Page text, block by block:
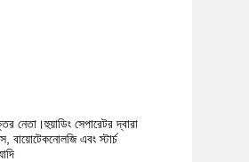
নেতা।হুয়াডিং সেপারেটর দ্বারা
বায়োটেকনোলজি এবং স্টার্চ